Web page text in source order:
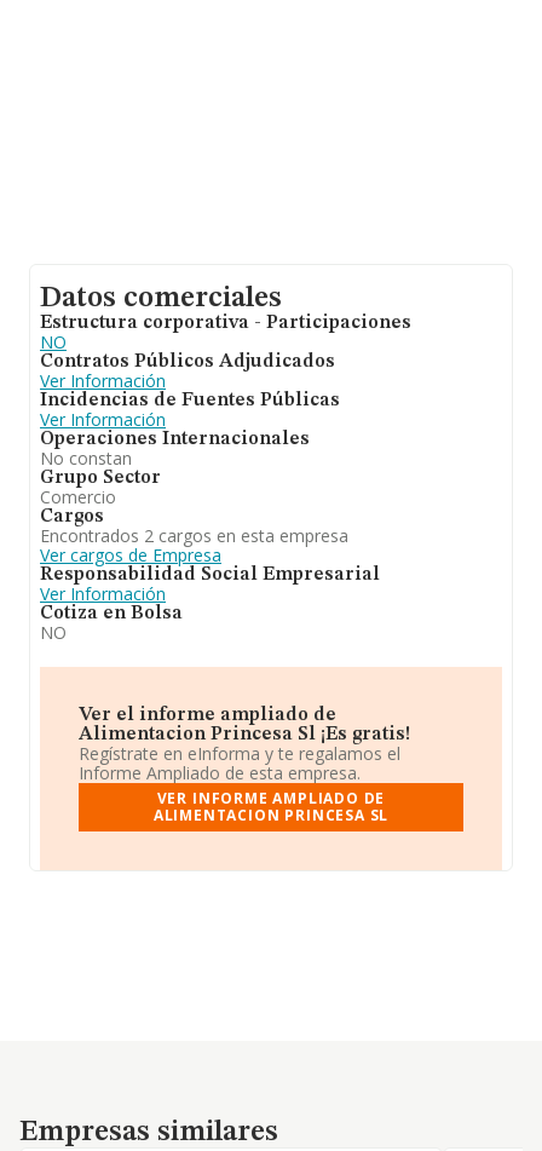
Datos comerciales
Estructura corporativa - Participaciones
NO
Contratos Públicos Adjudicados
Ver Información
Incidencias de Fuentes Públicas
Ver Información
Operaciones Internacionales
No constan
Grupo Sector
Comercio
Cargos
Encontrados 2 cargos en esta empresa
Ver cargos de Empresa
Responsabilidad Social Empresarial
Ver Información
Cotiza en Bolsa
NO
Ver el informe ampliado de
Alimentacion Princesa Sl ¡Es gratis!
Regístrate en eInforma y te regalamos el
Informe Ampliado de esta empresa.
VER INFORME AMPLIADO DE
ALIMENTACION PRINCESA SL
Empresas similares
Empresas similares